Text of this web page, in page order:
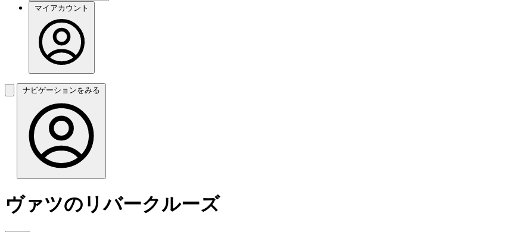
マイアカウント
ナビゲーションをみる
ヴァツのリバークルーズ